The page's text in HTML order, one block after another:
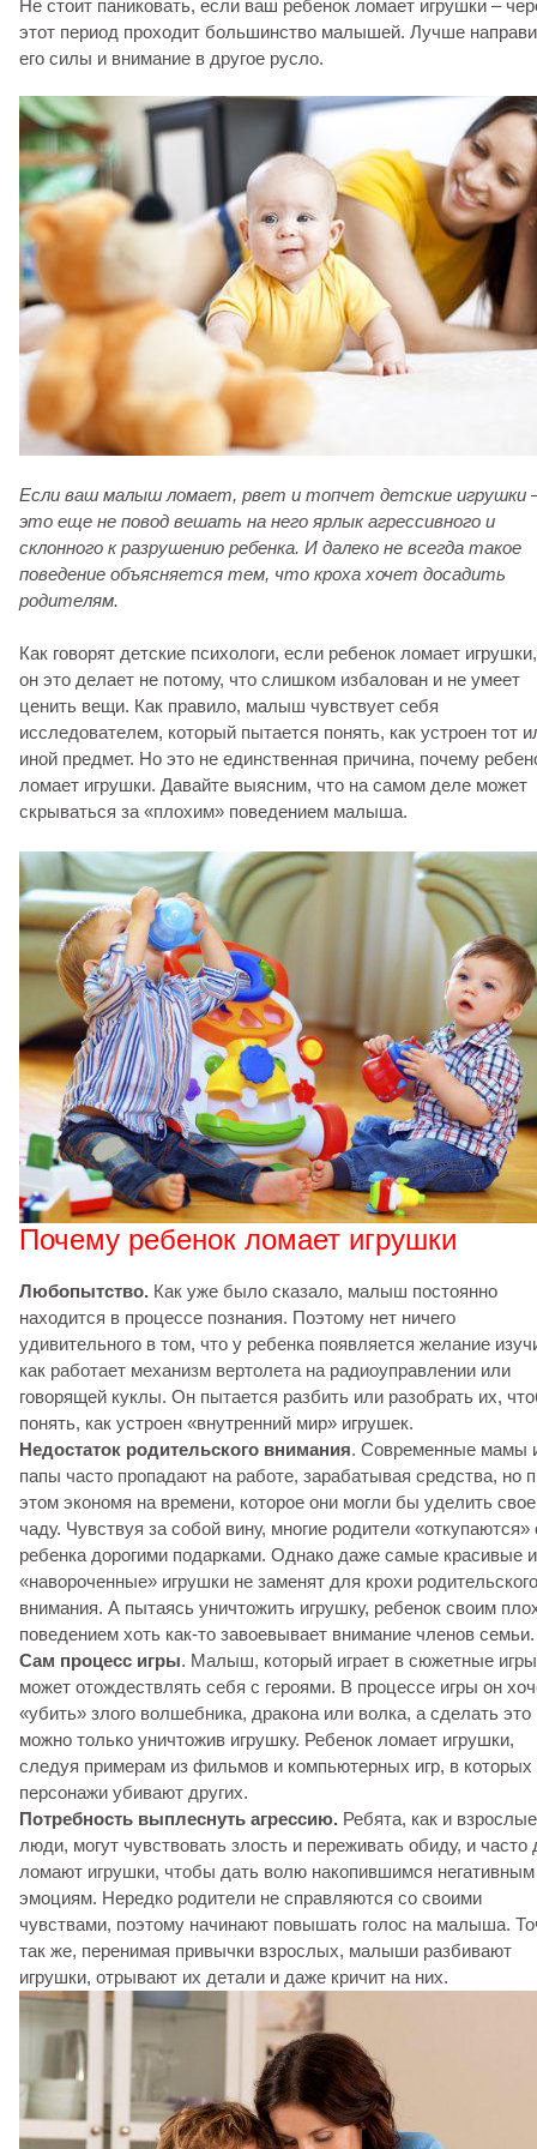
Не стоит паниковать, если ваш ребенок ломает игрушки –
этот период проходит большинство малышей. Лучше
его силы и внимание в другое русло.
Если ваш малыш ломает, рвет и топчет детские игрушки
это еще не повод вешать на него ярлык агрессивного и
склонного к разрушению ребенка. И далеко не всегда такое
поведение объясняется тем, что кроха хочет досадить
родителям.
Как говорят детские психологи, если ребенок ломает
он это делает не потому, что слишком избалован и не умеет
ценить вещи. Как правило, малыш чувствует себя
исследователем, который пытается понять, как устроен тот
иной предмет. Но это не единственная причина, почему
ломает игрушки. Давайте выясним, что на самом деле может
скрываться за «плохим» поведением малыша.
Почему ребенок ломает игрушки
Любопытство. Как уже было сказало, малыш постоянно
находится в процессе познания. Поэтому нет ничего
удивительного в том, что у ребенка появляется желание
как работает механизм вертолета на радиоуправлении или
говорящей куклы. Он пытается разбить или разобрать их,
понять, как устроен «внутренний мир» игрушек.
Недостаток родительского внимания. Современные мамы
папы часто пропадают на работе, зарабатывая средства, но
этом экономя на времени, которое они могли бы уделить
чаду. Чувствуя за собой вину, многие родители «откупаются»
ребенка дорогими подарками. Однако даже самые красивые и
«навороченные» игрушки не заменят для крохи родительского
внимания. А пытаясь уничтожить игрушку, ребенок своим
поведением хоть как-то завоевывает внимание членов семьи.
Сам процесс игры. Малыш, который играет в сюжетные
может отождествлять себя с героями. В процессе игры он
«убить» злого волшебника, дракона или волка, а сделать это
можно только уничтожив игрушку. Ребенок ломает игрушки,
следуя примерам из фильмов и компьютерных игр, в которых
персонажи убивают других.
Потребность выплеснуть агрессию. Ребята, как и взрослые
люди, могут чувствовать злость и переживать обиду, и часто
ломают игрушки, чтобы дать волю накопившимся негативным
эмоциям. Нередко родители не справляются со своими
чувствами, поэтому начинают повышать голос на малыша.
так же, перенимая привычки взрослых, малыши разбивают
игрушки, отрывают их детали и даже кричит на них.